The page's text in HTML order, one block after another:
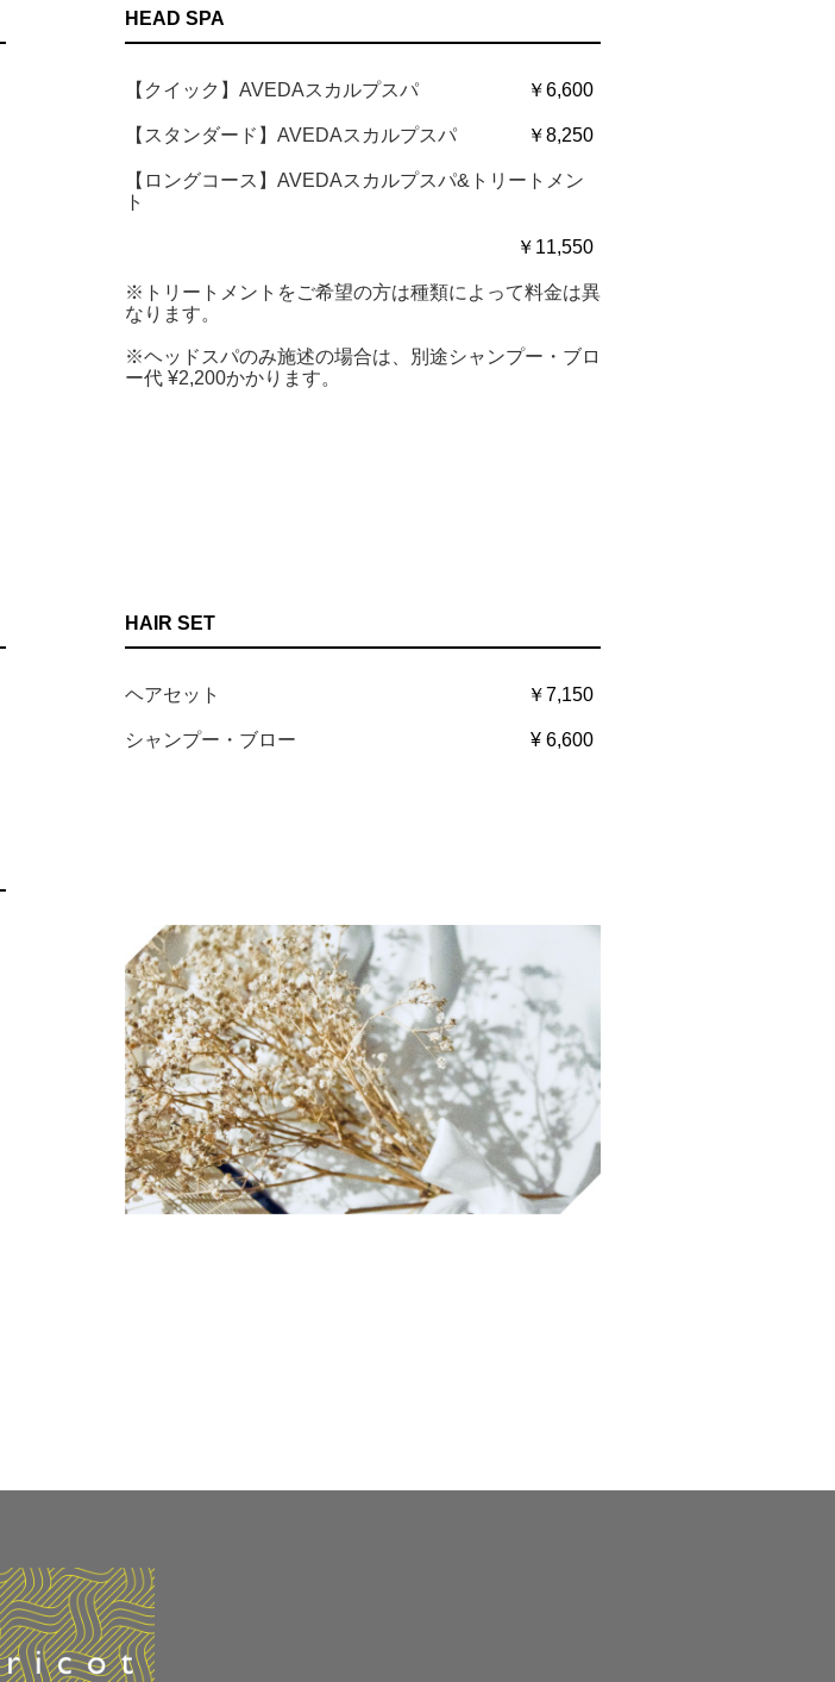
HEAD SPA
【クイック】AVEDAスカルプスパ ￥6,600
【スタンダード】AVEDAスカルプスパ ￥8,250
【ロングコース】AVEDAスカルプスパ&トリートメン
ト
￥11,550
※トリートメントをご希望の方は種類によって料金は異
なります。
※ヘッドスパのみ施述の場合は、別途シャンプー・ブロ
ー代 ¥2,200かかります。
HAIR SET
ヘアセット ￥7,150
シャンプー・ブロー ¥ 6,600